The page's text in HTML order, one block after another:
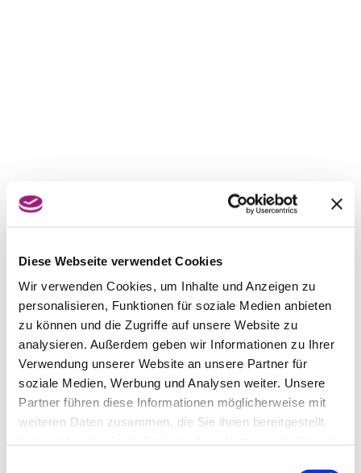
Diese Webseite verwendet Cookies
Wir verwenden Cookies, um Inhalte und Anzeigen zu
personalisieren, Funktionen für soziale Medien anbieten
zu können und die Zugriffe auf unsere Website zu
analysieren. Außerdem geben wir Informationen zu Ihrer
Verwendung unserer Website an unsere Partner für
soziale Medien, Werbung und Analysen weiter. Unsere
Partner führen diese Informationen möglicherweise mit
weiteren Daten zusammen, die Sie ihnen bereitgestellt